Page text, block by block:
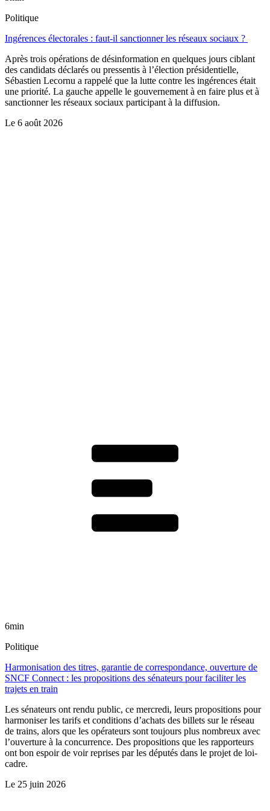
Politique
Ingérences électorales : faut-il sanctionner les réseaux sociaux ?
Après trois opérations de désinformation en quelques jours ciblant
des candidats déclarés ou pressentis à l’élection présidentielle,
Sébastien Lecornu a rappelé que la lutte contre les ingérences était
une priorité. La gauche appelle le gouvernement à en faire plus et à
sanctionner les réseaux sociaux participant à la diffusion.
Le 6 août 2026
6min
Politique
Harmonisation des titres, garantie de correspondance, ouverture de
SNCF Connect : les propositions des sénateurs pour faciliter les
trajets en train
Les sénateurs ont rendu public, ce mercredi, leurs propositions pour
harmoniser les tarifs et conditions d’achats des billets sur le réseau
de trains, alors que les opérateurs sont toujours plus nombreux avec
l’ouverture à la concurrence. Des propositions que les rapporteurs
ont bon espoir de voir reprises par les députés dans le projet de loi-
cadre.
Le 25 juin 2026